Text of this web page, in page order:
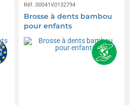
Réf. 00041V0132794
Brosse à dents bambou
pour enfants